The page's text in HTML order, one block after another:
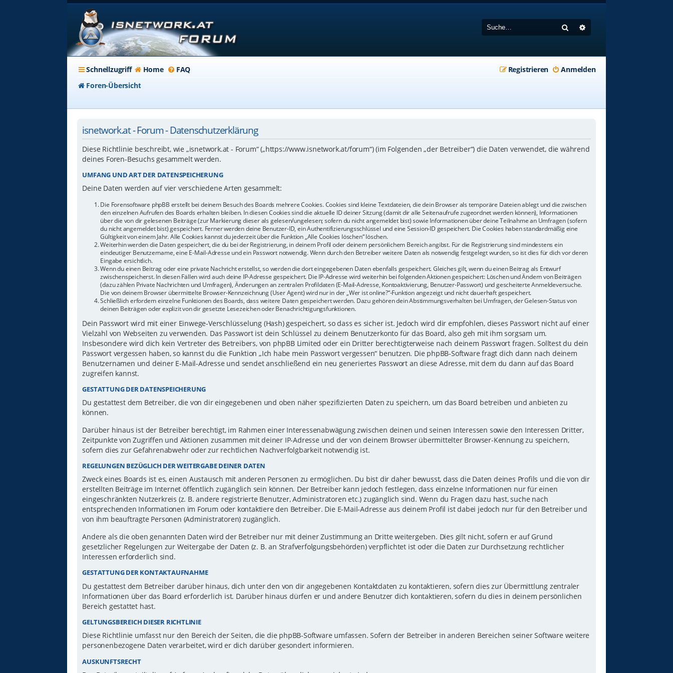
Suche
Schnellzugriff Home FAQ Anmelden
Registrieren
Foren-Übersicht
isnetwork.at - Forum - Datenschutzerklärung
Diese Richtlinie beschreibt, wie „isnetwork.at - Forum“ („https://www.isnetwork.at/forum“) (im Folgenden „der Betreiber“) die Daten verwendet, die während
deines Foren-Besuchs gesammelt werden.
UMFANG UND ART DER DATENSPEICHERUNG
Deine Daten werden auf vier verschiedene Arten gesammelt:
Die Forensoftware phpBB erstellt bei deinem Besuch des Boards mehrere Cookies. Cookies sind kleine Textdateien, die dein Browser als temporäre Dateien ablegt und die zwischen
den einzelnen Aufrufen des Boards erhalten bleiben. In diesen Cookies sind die aktuelle ID deiner Sitzung (damit dir alle Seitenaufrufe zugeordnet werden können), Informationen
über die von dir gelesenen Beiträge (zur Markierung dieser als gelesen/ungelesen; sofern du nicht angemeldet bist) sowie Informationen über deine Teilnahme an Umfragen (sofern
du nicht angemeldet bist) gespeichert. Ferner werden deine Benutzer-ID, ein Authentifizierungsschlüssel und eine Session-ID gespeichert. Die Cookies haben standardmäßig eine
Gültigkeit von einem Jahr. Alle Cookies kannst du jederzeit über die Funktion „Alle Cookies löschen“ löschen.
Weiterhin werden die Daten gespeichert, die du bei der Registrierung, in deinem Profil oder deinem persönlichem Bereich angibst. Für die Registrierung sind mindestens ein
eindeutiger Benutzername, eine E-Mail-Adresse und ein Passwort notwendig. Wenn durch den Betreiber weitere Daten als notwendig festgelegt wurden, so ist dies für dich vor deren
Eingabe ersichtlich.
Wenn du einen Beitrag oder eine private Nachricht erstellst, so werden die dort eingegebenen Daten ebenfalls gespeichert. Gleiches gilt, wenn du einen Beitrag als Entwurf
zwischenspeicherst. In diesen Fällen wird auch deine IP-Adresse gespeichert. Die IP-Adresse wird weiterhin bei folgenden Aktionen gespeichert: Löschen und Ändern von Beiträgen
(dazu zählen Private Nachrichten und Umfragen), Änderungen an zentralen Profildaten (E-Mail-Adresse, Kontoaktivierung, Benutzer-Passwort) und gescheiterte Anmeldeversuche.
Die von deinem Browser übermittelte Browser-Kennzeichnung (User Agent) wird nur in der „Wer ist online?“-Funktion angezeigt und nicht dauerhaft gespeichert.
Schließlich erfordern einzelne Funktionen des Boards, dass weitere Daten gespeichert werden. Dazu gehören dein Abstimmungsverhalten bei Umfragen, der Gelesen-Status von
deinen Beiträgen oder explizit von dir gesetzte Lesezeichen oder Benachrichtigungsfunktionen.
Dein Passwort wird mit einer Einwege-Verschlüsselung (Hash) gespeichert, so dass es sicher ist. Jedoch wird dir empfohlen, dieses Passwort nicht auf einer
Vielzahl von Webseiten zu verwenden. Das Passwort ist dein Schlüssel zu deinem Benutzerkonto für das Board, also geh mit ihm sorgsam um.
Insbesondere wird dich kein Vertreter des Betreibers, von phpBB Limited oder ein Dritter berechtigterweise nach deinem Passwort fragen. Solltest du dein
Passwort vergessen haben, so kannst du die Funktion „Ich habe mein Passwort vergessen“ benutzen. Die phpBB-Software fragt dich dann nach deinem
Benutzernamen und deiner E-Mail-Adresse und sendet anschließend ein neu generiertes Passwort an diese Adresse, mit dem du dann auf das Board
zugreifen kannst.
GESTATTUNG DER DATENSPEICHERUNG
Du gestattest dem Betreiber, die von dir eingegebenen und oben näher spezifizierten Daten zu speichern, um das Board betreiben und anbieten zu
können.
Darüber hinaus ist der Betreiber berechtigt, im Rahmen einer Interessenabwägung zwischen deinen und seinen Interessen sowie den Interessen Dritter,
Zeitpunkte von Zugriffen und Aktionen zusammen mit deiner IP-Adresse und der von deinem Browser übermittelter Browser-Kennung zu speichern,
sofern dies zur Gefahrenabwehr oder zur rechtlichen Nachverfolgbarkeit notwendig ist.
REGELUNGEN BEZÜGLICH DER WEITERGABE DEINER DATEN
Zweck eines Boards ist es, einen Austausch mit anderen Personen zu ermöglichen. Du bist dir daher bewusst, dass die Daten deines Profils und die von dir
erstellten Beiträge im Internet öffentlich zugänglich sein können. Der Betreiber kann jedoch festlegen, dass einzelne Informationen nur für einen
eingeschränkten Nutzerkreis (z. B. andere registrierte Benutzer, Administratoren etc.) zugänglich sind. Wenn du Fragen dazu hast, suche nach
entsprechenden Informationen im Forum oder kontaktiere den Betreiber. Die E-Mail-Adresse aus deinem Profil ist dabei jedoch nur für den Betreiber und
von ihm beauftragte Personen (Administratoren) zugänglich.
Andere als die oben genannten Daten wird der Betreiber nur mit deiner Zustimmung an Dritte weitergeben. Dies gilt nicht, sofern er auf Grund
gesetzlicher Regelungen zur Weitergabe der Daten (z. B. an Strafverfolgungsbehörden) verpflichtet ist oder die Daten zur Durchsetzung rechtlicher
Interessen erforderlich sind.
GESTATTUNG DER KONTAKTAUFNAHME
Du gestattest dem Betreiber darüber hinaus, dich unter den von dir angegebenen Kontaktdaten zu kontaktieren, sofern dies zur Übermittlung zentraler
Informationen über das Board erforderlich ist. Darüber hinaus dürfen er und andere Benutzer dich kontaktieren, sofern du dies in deinem persönlichen
Bereich gestattet hast.
GELTUNGSBEREICH DIESER RICHTLINIE
Diese Richtlinie umfasst nur den Bereich der Seiten, die die phpBB-Software umfassen. Sofern der Betreiber in anderen Bereichen seiner Software weitere
personenbezogene Daten verarbeitet, wird er dich darüber gesondert informieren.
AUSKUNFTSRECHT